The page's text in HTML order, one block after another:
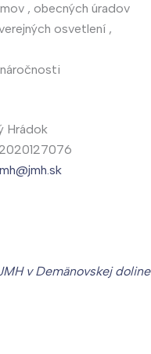
, obecných úradov
osvetlení ,
Hrádok
v Demänovskej